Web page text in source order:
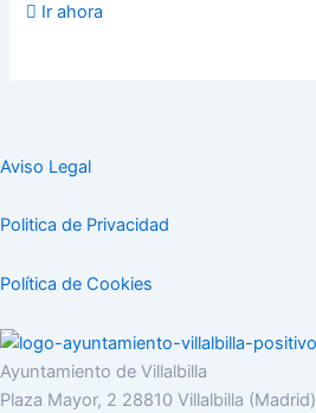
Ir ahora
Aviso Legal
Politica de Privacidad
Política de Cookies
Ayuntamiento de Villalbilla
Plaza Mayor, 2 28810 Villalbilla (Madrid)